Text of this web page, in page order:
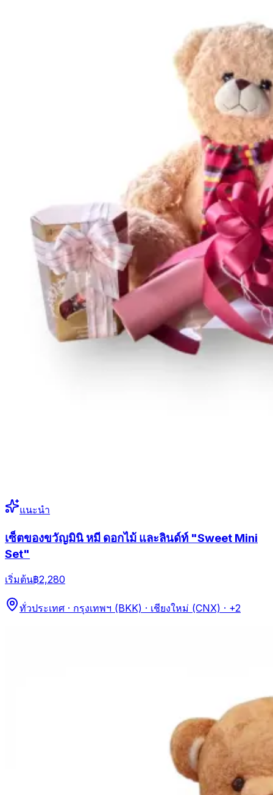
แนะนำ
เซ็ตของขวัญมินิ หมี ดอกไม้ และลินด์ท์ "Sweet Mini
Set"
เริ่มต้น฿2,280
ทั่วประเทศ · กรุงเทพฯ (BKK) · เชียงใหม่ (CNX) · +2